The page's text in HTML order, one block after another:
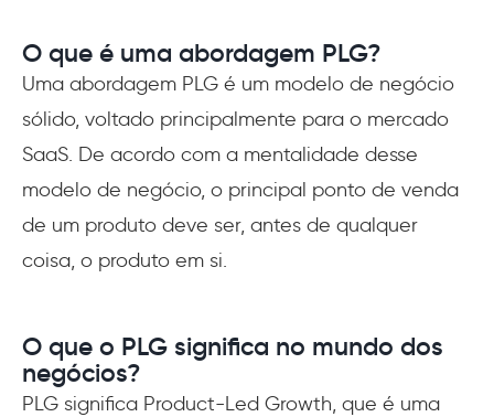
O que é uma abordagem PLG?
Uma abordagem PLG é um modelo de negócio
sólido, voltado principalmente para o mercado
SaaS. De acordo com a mentalidade desse
modelo de negócio, o principal ponto de venda
de um produto deve ser, antes de qualquer
coisa, o produto em si.
O que o PLG significa no mundo dos
negócios?
PLG significa Product-Led Growth, que é uma